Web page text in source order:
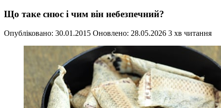
Що таке снюс і чим він небезпечний?
Опубліковано: 30.01.2015 Оновлено: 28.05.2026 3 хв читання